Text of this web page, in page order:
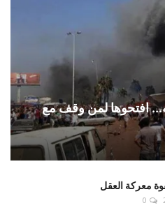
افتحوها لمن وقف مع
معركة العقل
0